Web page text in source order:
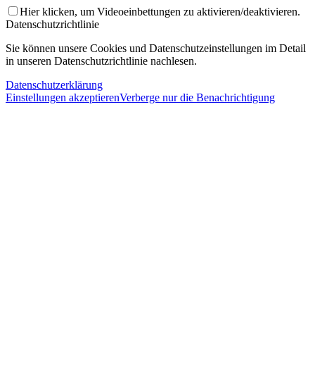
Hier klicken, um Videoeinbettungen zu aktivieren/deaktivieren.
Datenschutzrichtlinie
Sie können unsere Cookies und Datenschutzeinstellungen im Detail
in unseren Datenschutzrichtlinie nachlesen.
Datenschutzerklärung
Einstellungen akzeptierenVerberge nur die Benachrichtigung